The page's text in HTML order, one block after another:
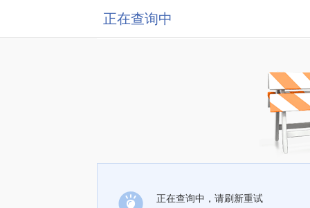
正在查询中
正在查询中，请刷新重试